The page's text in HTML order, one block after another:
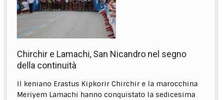
Chirchir e Lamachi, San Nicandro nel segno
della continuità
Il keniano Erastus Kipkorir Chirchir e la marocchina
Meriyem Lamachi hanno conquistato la sedicesima